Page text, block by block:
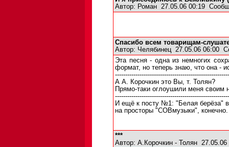
Автор: Роман 27.05.06 00:19
Спасибо всем товарищам-
Автор: Челябинец27.05.06 06:00
Эта песня - одна из немногих
формат, но теперь знаю, что она -
А А. Корочкин это Вы, т. Толян?
Прямо-таки оглоушили меня своим
И ещё к посту №1: "Белая берёза"
на просторы "СОВмузыки", конечно.
***
Автор: А.Корочкин - Толян